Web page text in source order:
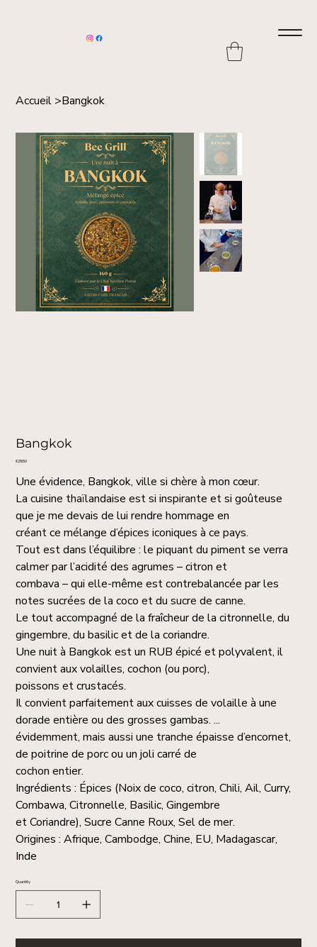
Accueil >Bangkok
Bangkok
Price
€29.50
Une évidence, Bangkok, ville si chère à mon cœur.
La cuisine thaïlandaise est si inspirante et si goûteuse
que je me devais de lui rendre hommage en
créant ce mélange d’épices iconiques à ce pays.
Tout est dans l’équilibre : le piquant du piment se verra
calmer par l’acidité des agrumes – citron et
combava – qui elle-même est contrebalancée par les
notes sucrées de la coco et du sucre de canne.
Le tout accompagné de la fraîcheur de la citronnelle, du
gingembre, du basilic et de la coriandre.
Une nuit à Bangkok est un RUB épicé et polyvalent, il
convient aux volailles, cochon (ou porc),
poissons et crustacés.
Il convient parfaitement aux cuisses de volaille à une
dorade entière ou des grosses gambas. ...
évidemment, mais aussi une tranche épaisse d’encornet,
de poitrine de porc ou un joli carré de
cochon entier.
Ingrédients : Épices (Noix de coco, citron, Chili, Ail, Curry,
Combawa, Citronnelle, Basilic, Gingembre
et Coriandre), Sucre Canne Roux, Sel de mer.
Origines : Afrique, Cambodge, Chine, EU, Madagascar,
Inde
Quantity